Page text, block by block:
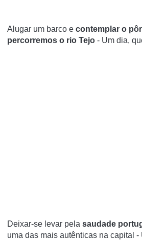
Alugar um barco e contemplar o
percorremos o rio Tejo - Um dia,
Deixar-se levar pela saudade
uma das mais autênticas na capital